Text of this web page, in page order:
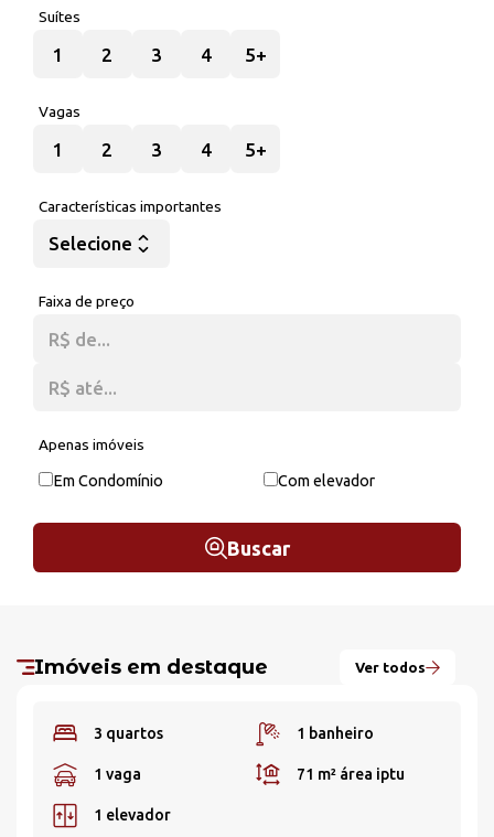
Suítes
1 2 3 4 5+
Vagas
1 2 3 4 5+
Características importantes
Selecione
Faixa de preço
Apenas imóveis
Em Condomínio Com elevador
Buscar
Imóveis em destaque Ver todos
3 quartos 1 banheiro
1 vaga 71 m² área iptu
1 elevador